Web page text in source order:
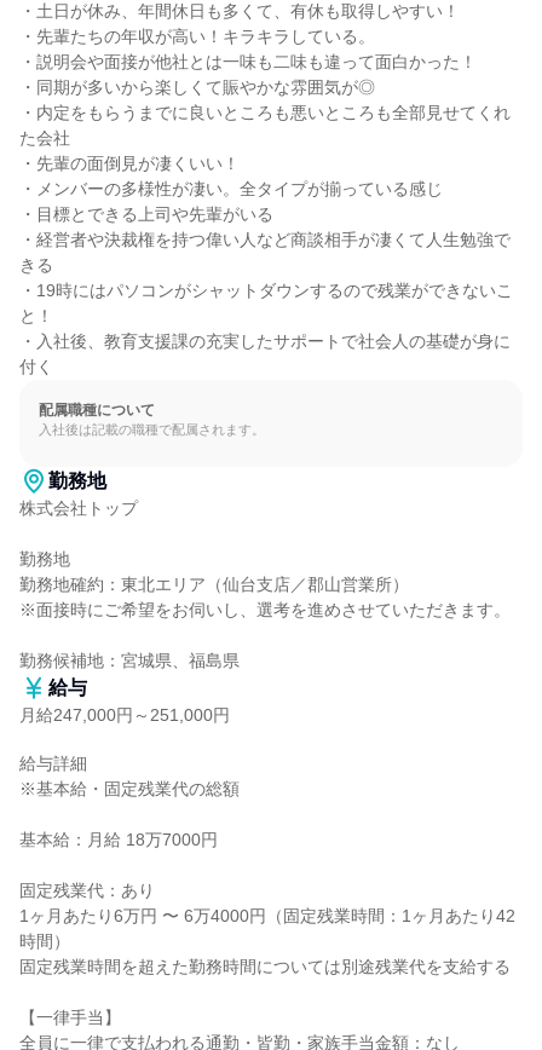
・土日が休み、年間休日も多くて、有休も取得しやすい！
・先輩たちの年収が高い！キラキラしている。
・説明会や面接が他社とは一味も二味も違って面白かった！
・同期が多いから楽しくて賑やかな雰囲気が◎
・内定をもらうまでに良いところも悪いところも全部見せてくれ
た会社
・先輩の面倒見が凄くいい！
・メンバーの多様性が凄い。全タイプが揃っている感じ
・目標とできる上司や先輩がいる
・経営者や決裁権を持つ偉い人など商談相手が凄くて人生勉強で
きる
・19時にはパソコンがシャットダウンするので残業ができないこ
と！
・入社後、教育支援課の充実したサポートで社会人の基礎が身に
付く
配属職種について
入社後は記載の職種で配属されます。
勤務地
株式会社トップ
勤務地
勤務地確約：東北エリア（仙台支店／郡山営業所）
※面接時にご希望をお伺いし、選考を進めさせていただきます。
勤務候補地：宮城県、福島県
給与
月給247,000円～251,000円
給与詳細
※基本給・固定残業代の総額
基本給：月給 18万7000円
固定残業代：あり
1ヶ月あたり6万円 〜 6万4000円（固定残業時間：1ヶ月あたり42
時間）
固定残業時間を超えた勤務時間については別途残業代を支給する
【一律手当】
全員に一律で支払われる通勤・皆勤・家族手当金額：なし